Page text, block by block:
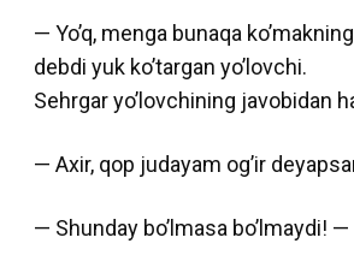
— Yo’q, menga bunaqa
debdi yuk ko’targan yo’lovchi.
Sehrgar yo’lovchining javobidan
— Axir, qop judayam og’ir
— Shunday bo’lmasa bo’lmaydi! —